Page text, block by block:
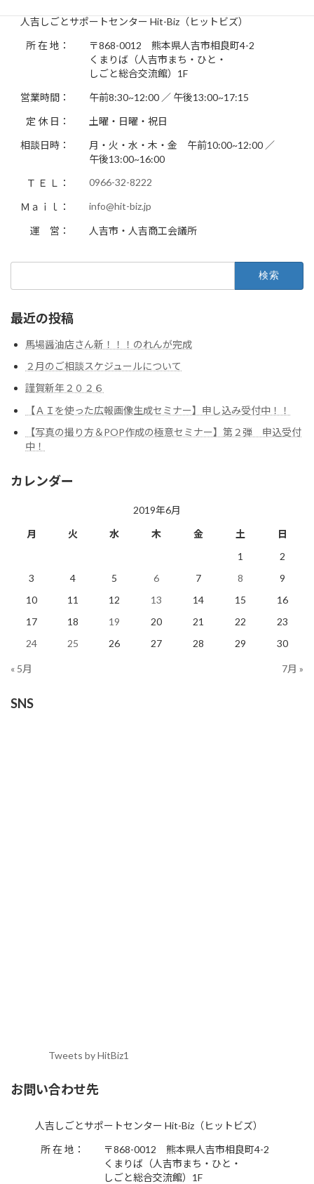
人吉しごとサポートセンター Hit-Biz（ヒットビズ）
所 在 地：
〒868-0012 熊本県人吉市相良町4-2
くまりば（人吉市まち・ひと・
しごと総合交流館）1F
営業時間：
午前8:30~12:00 ／ 午後13:00~17:15
定 休 日：
土曜・日曜・祝日
相談日時：
月・火・水・木・金 午前10:00~12:00 ／
午後13:00~16:00
Ｔ Ｅ Ｌ：
0966-32-8222
Ｍａｉｌ： info@hit-biz.jp
運 営： 人吉市・人吉商工会議所
最近の投稿
馬場醤油店さん新！！！のれんが完成
２月のご相談スケジュールについて
謹賀新年２０２６
【ＡＩを使った広報画像生成セミナー】申し込み受付中！！
【写真の撮り方＆POP作成の極意セミナー】第２弾 申込受付
中！
カレンダー
2019年6月
月
火 水 木 金 土
日
1
2
3
4 5 6 7 8
9
10
11 12 13 14 15
16
17
18 19 20 21 22
23
24
25 26 27 28 29 30
« 5月 7月 »
SNS
Tweets by HitBiz1
お問い合わせ先
人吉しごとサポートセンター Hit-Biz（ヒットビズ）
所 在 地：
〒868-0012 熊本県人吉市相良町4-2
くまりば（人吉市まち・ひと・
しごと総合交流館）1F